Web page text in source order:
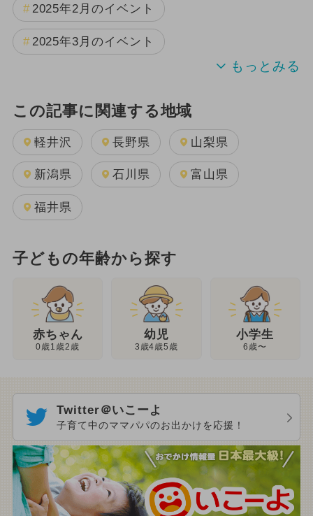
2025年2月のイベント
2025年3月のイベント
この記事に関連する地域
軽井沢 長野県 山梨県
新潟県 石川県 富山県
福井県
子どもの年齢から探す
赤ちゃん
0歳1歳2歳
幼児
3歳4歳5歳
小学生
6歳〜
Twitter＠いこーよ
子育て中のママパパのお出かけを応援！